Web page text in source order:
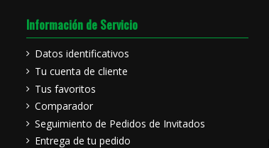
Información de Servicio
Datos identificativos
Tu cuenta de cliente
Tus favoritos
Comparador
Seguimiento de Pedidos de Invitados
Entrega de tu pedido